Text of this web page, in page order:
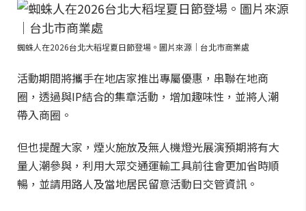
蜘蛛人在2026台北大稻埕夏日節登場。圖片來源｜台北市商業處
活動期間將攜手在地店家推出專屬優惠，串聯在地商
圈，透過與IP結合的集章活動，增加趣味性，並將人潮
帶入商圈。
但也提醒大家，煙火施放及無人機燈光展演預期將有大
量人潮參與，利用大眾交通運輸工具前往會更加省時順
暢，並請用路人及當地居民留意活動日交管資訊。